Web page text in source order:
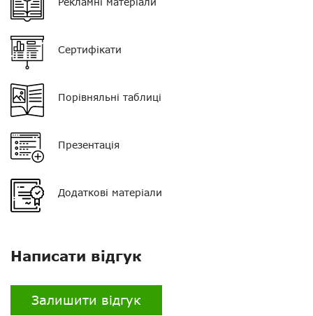
Колір
Тип мікрофона
Роз'єм
Сертифікати
Порівняльні таблиці
Презентація
Додаткові матеріали
Написати відгук
Залишити відгук